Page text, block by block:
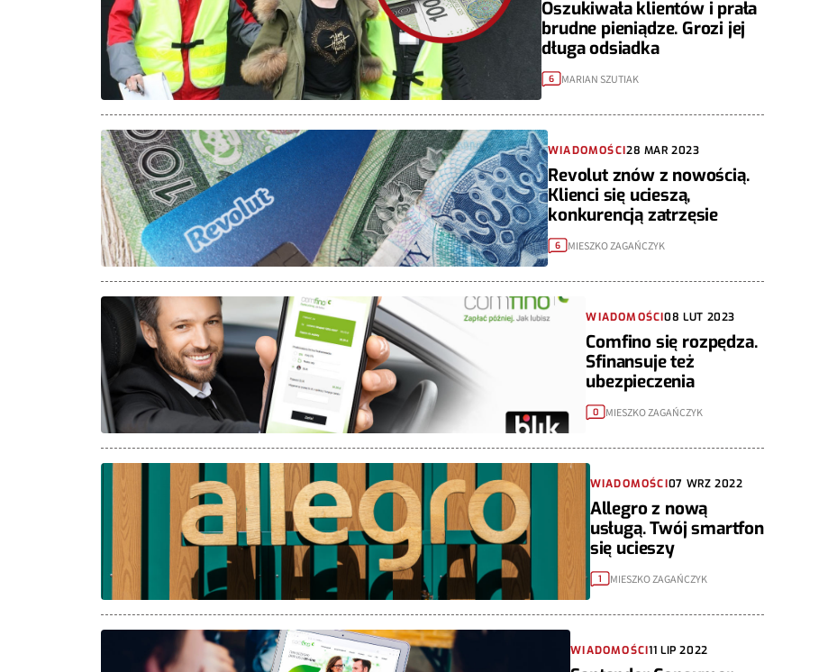
Oszukiwała klientów i prała
brudne pieniądze. Grozi jej
długa odsiadka
6 MARIAN SZUTIAK
WIADOMOŚCI28 MAR 2023
Revolut znów z nowością.
Klienci się ucieszą,
konkurencją zatrzęsie
6 MIESZKO ZAGAŃCZYK
WIADOMOŚCI08 LUT 2023
Comfino się rozpędza.
Sfinansuje też
ubezpieczenia
0 MIESZKO ZAGAŃCZYK
WIADOMOŚCI07 WRZ 2022
Allegro z nową
usługą. Twój smartfon
się ucieszy
1 MIESZKO ZAGAŃCZYK
WIADOMOŚCI11 LIP 2022